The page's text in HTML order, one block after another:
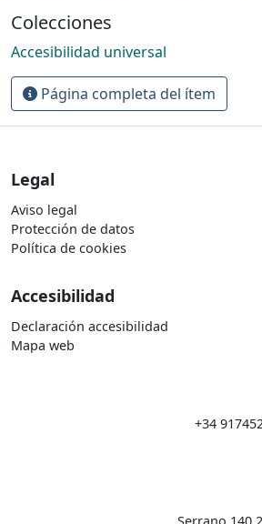
Colecciones
Accesibilidad universal
Página completa del ítem
Legal
Aviso legal
Protección de datos
Política de cookies
Accesibilidad
Declaración accesibilidad
Mapa web
+34